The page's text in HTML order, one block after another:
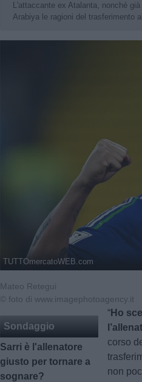
L'attaccante ex Atalanta, nonché
Arabiya le ragioni del trasferimento
TUTTOmercatoWEB.com
Mateo Retegui
© foto di www.imagephotoagency.it
Sondaggio
Sarri è l'allenatore
giusto per tornare a
sognare?
“Ho
corso
non